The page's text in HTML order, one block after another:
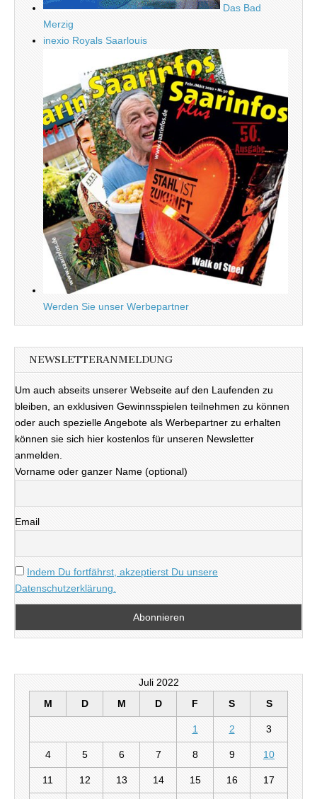
Das Bad
Merzig
inexio Royals Saarlouis
Werden Sie unser Werbepartner
NEWSLETTERANMELDUNG
Um auch abseits unserer Webseite auf den Laufenden zu
bleiben, an exklusiven Gewinnsspielen teilnehmen zu können
oder auch spezielle Angebote als Werbepartner zu erhalten
können sie sich hier kostenlos für unseren Newsletter
anmelden.
Vorname oder ganzer Name (optional)
Email
Indem Du fortfährst, akzeptierst Du unsere
Datenschutzerklärung.
Juli 2022
M
D M D F S S
1 2 3
4 5 6 7 8 9 10
11 12 13 14 15 16 17